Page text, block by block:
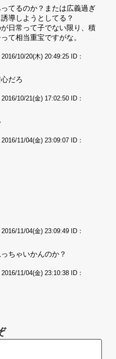
てるのか？または広義過ぎ
導しようとしてる？‌
日常って子でない限り、積
て相当重宝ですがな。
10/20(木) 20:49:25
ID：
だろ
10/21(金) 17:02:50
ID：
11/04(金) 23:09:07
ID：
11/04(金) 23:09:49
ID：
ちゃいかんのか？
11/04(金) 23:10:38
ID：